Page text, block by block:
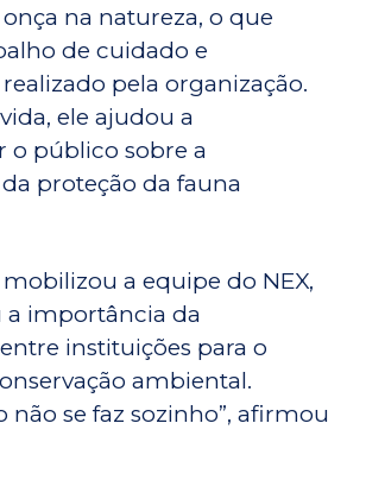
na natureza, o que
de cuidado e
pela organização.
ele ajudou a
o público sobre a
proteção da fauna
a equipe do NEX,
a importância da
instituições para o
ambiental.
não se faz sozinho”, afirmou